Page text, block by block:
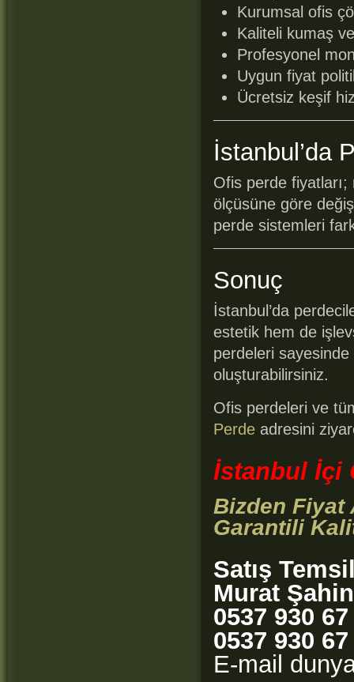
Kurumsal ofis
Kaliteli kumaş
Profesyonel
Uygun fiyat
Ücretsiz keşif
İstanbul’da
Ofis perde
ölçüsüne göre
perde sistemleri
Sonuç
İstanbul’da
estetik hem de
perdeleri
oluşturabilirsiniz.
Ofis perdeleri ve
Perde adresini
İstanbul İçi
Bizden Fiyat
Garantili
Satış
Murat Şahin
0537 930
0537 930
E-mail